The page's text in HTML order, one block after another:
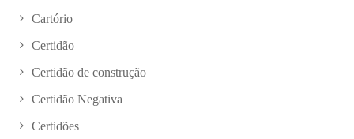
Cartório
Certidão
Certidão de construção
Certidão Negativa
Certidões